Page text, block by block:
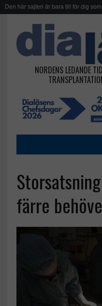
Den här sajten är bara till för dig
NORDENS LEDANDE
färre